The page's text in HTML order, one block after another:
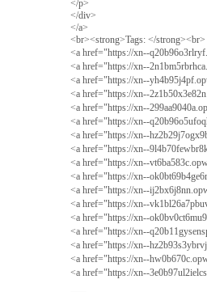
</p>
</div>
</a>
<br><strong>Tags: </strong><br>
<a href="https://xn--
<a href="https://xn--
<a href="https://xn--
<a href="https://xn--
<a href="https://xn--
<a href="https://xn--
<a href="https://xn--
<a href="https://xn--
<a href="https://xn--
<a href="https://xn--
<a href="https://xn--
<a href="https://xn--
<a href="https://xn--
<a href="https://xn--
<a href="https://xn--
<a href="https://xn--
<a href="https://xn--